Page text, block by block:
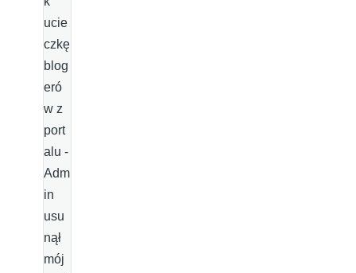
ucie
czkę
blog
eró
w z
port
alu -
Adm
in
usu
nął
mój